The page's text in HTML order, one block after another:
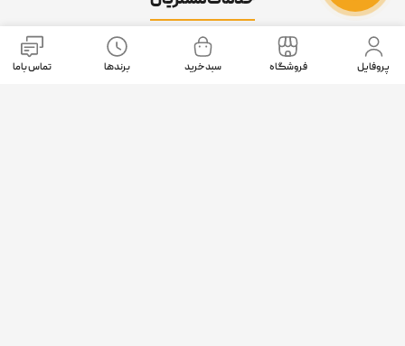
پیگیری سفارش
تماس با ما
پروفایل فروشگاه سبد خرید برندها تماس باما